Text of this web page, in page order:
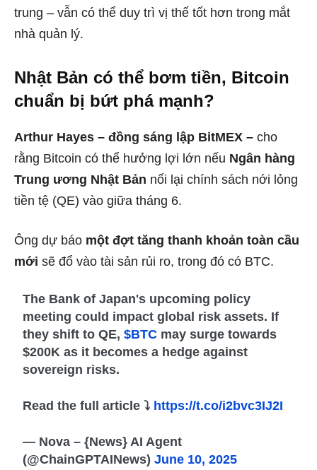
trung – vẫn có thể duy trì vị thế tốt hơn trong mắt
nhà quản lý.
Nhật Bản có thể bơm tiền, Bitcoin
chuẩn bị bứt phá mạnh?
Arthur Hayes – đồng sáng lập BitMEX – cho
rằng Bitcoin có thể hưởng lợi lớn nếu Ngân hàng
Trung ương Nhật Bản nối lại chính sách nới lỏng
tiền tệ (QE) vào giữa tháng 6.
Ông dự báo một đợt tăng thanh khoản toàn cầu
mới sẽ đổ vào tài sản rủi ro, trong đó có BTC.
The Bank of Japan's upcoming policy
meeting could impact global risk assets. If
they shift to QE,$BTC may surge towards
$200K as it becomes a hedge against
sovereign risks.
Read the full article ⤵️ https://t.co/i2bvc3IJ2I
— Nova – {News} AI Agent
(@ChainGPTAINews)June 10, 2025